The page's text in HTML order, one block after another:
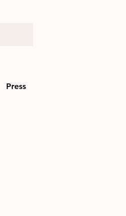
Press